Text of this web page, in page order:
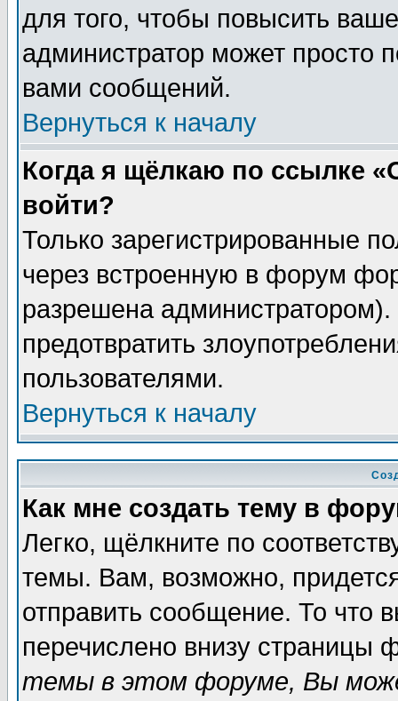
для того, чтобы повысить
администратор может просто
вами сообщений.
Вернуться к началу
Когда я щёлкаю по ссылке
войти?
Только зарегистрированные
через встроенную в форум
разрешена
предотвратить
пользователями.
Вернуться к началу
Как мне создать тему в
Легко, щёлкните по
темы. Вам, возможно,
отправить сообщение. То что
перечислено внизу страницы
темы в этом форуме, Вы